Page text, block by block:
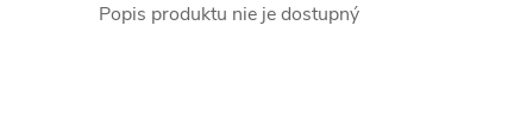
Popis produktu nie je dostupný